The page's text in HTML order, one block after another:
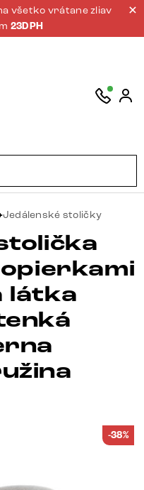
všetko vrátane zliav
23DPH
Jedálenské stoličky
látka
-38%